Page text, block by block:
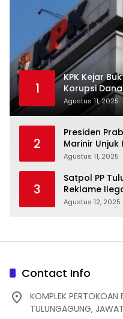
1
KPK Kejar
Korupsi
Trenggalek
Agustus 11, 2025
2
Presiden
Marinir
Struktur Baru
Agustus 11, 2025
3
Satpol PP
Reklame
dan Indah
Agustus 12, 2025
Contact Info
KOMPLEK
TULUNGAGUNG,